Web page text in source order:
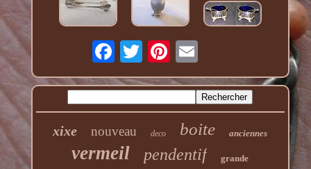
xixe nouveau deco boite anciennes
vermeil pendentif grande